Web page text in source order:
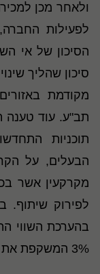
ולאחר מכן
לפעילות
הסיכון של אי
סיכון שהליך
מקודמת
תב"ע. עוד טענה
תוכניות
הבעלים, על
מקרקעין אשר
לפירוק שיתוף.
בהערכת השווי
3% המשקפת את הסיכון הגלום באי אישור התב"ע.